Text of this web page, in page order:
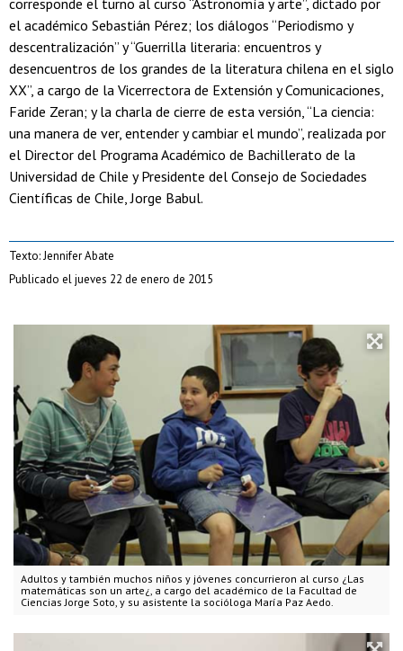
Adultos y también muchos niños y jóvenes concurrieron al curso ¿Las
matemáticas son un arte¿, a cargo del académico de la Facultad de
Ciencias Jorge Soto, y su asistente la socióloga María Paz Aedo.
corresponde el turno al curso “Astronomía y arte”, dictado por
el académico Sebastián Pérez; los diálogos “Periodismo y
descentralización” y “Guerrilla literaria: encuentros y
desencuentros de los grandes de la literatura chilena en el siglo
XX”, a cargo de la Vicerrectora de Extensión y Comunicaciones,
Faride Zeran; y la charla de cierre de esta versión, “La ciencia:
una manera de ver, entender y cambiar el mundo”, realizada por
el Director del Programa Académico de Bachillerato de la
Universidad de Chile y Presidente del Consejo de Sociedades
Científicas de Chile, Jorge Babul.
Texto: Jennifer Abate
Publicado el jueves 22 de enero de 2015